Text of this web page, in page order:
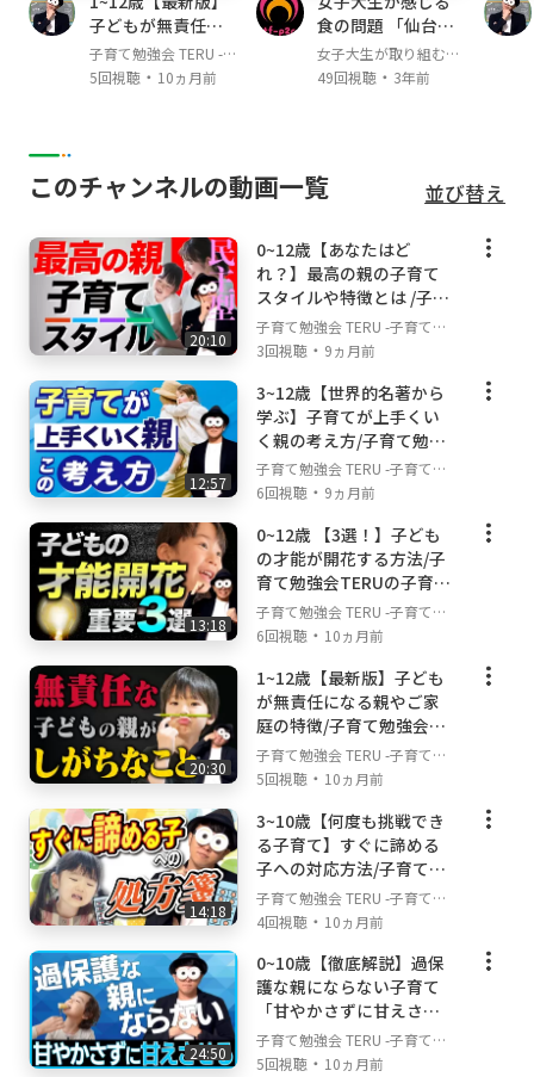
子育て・育児の勉強の方法は世の中にたくさん
あります。赤ちゃん(乳児)〜幼児、小学生以降
の子育て・育児も含めて、いろんな学びはあり
情報を得ていくことで、親子ともに無理のな
い。でもベストな成長を実現できると考えてい
ます。そんな親子の心を大切にしながら子育
て・育児について学び、不安や悩みを解消して
いける情報を発信していけるよう頑張ります！
▼このチャンネルの合言葉
『できる限りできる範囲で』
動画にもこの合言葉を前提にご覧下さい。『で
きる限りできる範囲で』という言葉は、子育
て・育児のベストな親の姿を表す言葉だと思っ
ています。子どもために親は犠牲になるのでは
なく、親も自分を大切にしながら、できる限り
できる範囲で子どもと関わっていく。その方が
子どもも安心できますし、親の不安も少しずつ
解消されていきます。親の心の安定ほど子ども
に良い影響を与えてくれることはありません！
▼このチャンネルを見てほしい方
・子育て・育児に自信がなくて不安や悩みを抱
えているという方
・子どもの成長のためにできることを知りたい
という方
・子育て・育児との向き合い方を知り、不安や
悩みを解消したいという方
・子どものことを理解して良いコミュニケーシ
ョンを取っていきたいという方
・育児の負担を減らしていきたいという方
・家庭でできる幼児教育や早期教育について知
りたい方
・幼児期からの知育や育脳に興味がある方
・子どもの勉強、学習との付き合い方を学びた
い方
子どもが無責任に
なる親やご家庭の
特徴/子育て勉強会
子育て勉強会 TERU -子
育て・育児の悩みや不
5回視聴・ 10ヵ月前
食の問題 「仙台大
学 1年 MF 河野辺楓
果さん」
女子大生が取り組む食
の問題
49回視聴・ 3年前
このチャンネルの動画一覧 並び替え
20:10
0~12歳【あなたはど
れ？】最高の親の子育て
スタイルや特徴とは /子育
て勉強会TERUの子育て・
育児の悩みや不安解決ch
子育て勉強会 TERU -子育て・
育児の悩みや不安解決ch-
3回視聴 ・ 9ヵ月前
12:57
3~12歳【世界的名著から
学ぶ】子育てが上手くい
く親の考え方/子育て勉強
会TERUの子育て・育児の
悩みや不安解決ch
子育て勉強会 TERU -子育て・
育児の悩みや不安解決ch-
6回視聴 ・ 9ヵ月前
13:18
0~12歳 【3選！】子ども
の才能が開花する方法/子
育て勉強会TERUの子育
て・育児の悩みや不安解
決ch
子育て勉強会 TERU -子育て・
育児の悩みや不安解決ch-
6回視聴 ・ 10ヵ月前
20:30
1~12歳【最新版】子ども
が無責任になる親やご家
庭の特徴/子育て勉強会TE
RUの子育て・育児の悩み
や不安解決ch
子育て勉強会 TERU -子育て・
育児の悩みや不安解決ch-
5回視聴 ・ 10ヵ月前
14:18
3~10歳【何度も挑戦でき
る子育て】すぐに諦める
子への対応方法/子育て勉
強会TERUの子育て・育児
の悩みや不安解決ch
子育て勉強会 TERU -子育て・
育児の悩みや不安解決ch-
4回視聴 ・ 10ヵ月前
24:50
0~10歳【徹底解説】過保
護な親にならない子育て
「甘やかさずに甘えさせ
る」/子育て勉強会TERU
の子育て・育児の悩みや
子育て勉強会 TERU -子育て・
育児の悩みや不安解決ch-
5回視聴 ・ 10ヵ月前